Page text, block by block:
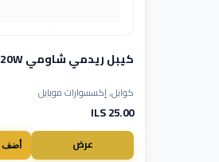
كيبل ريدمي شاومي 120W
كوابل, إكسسوارات موبايل
25.00 ILS
عرض أضف